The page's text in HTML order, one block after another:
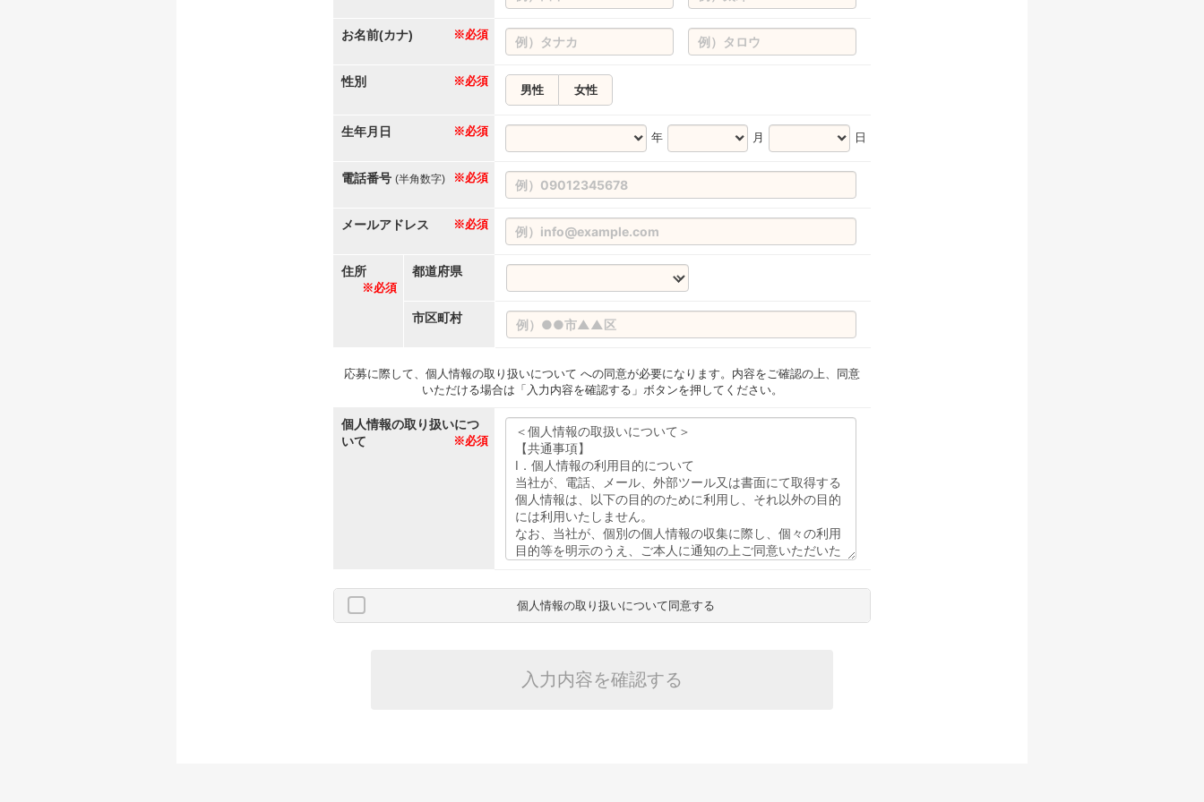
お名前(カナ) ※必須
性別 ※必須
男性 女性
生年月日 ※必須 年 月 日
電話番号 ※必須
(半角数字)
メールアドレス ※必須
住所
※必須
都道府県
市区町村
応募に際して、個人情報の取り扱いについて への同意が必要になります。内容をご確認の上、同意
いただける場合は「入力内容を確認する」ボタンを押してください。
個人情報の取り扱いにつ
いて
※必須
個人情報の取り扱いについて同意する
入力内容を確認する